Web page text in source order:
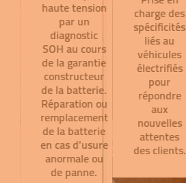
haute tension
par un
diagnostic
SOH au cours
de la garantie
constructeur
de la batterie.
Réparation ou
remplacement
de la batterie
en cas d'usure
anormale ou
de panne.
charge des
spécificités
liés au
véhicules
électrifiés
pour
répondre
aux
nouvelles
attentes
des clients.